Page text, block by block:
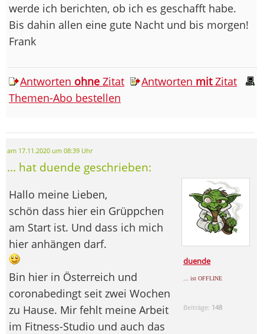
werde ich berichten, ob ich es geschafft habe.
Bis dahin allen eine gute Nacht und bis morgen!
Frank
Antworten ohne Zitat Antworten mitZitat
Themen-Abo bestellen
am 17.11.2020 um 08:39 Uhr
... hat duende geschrieben:
duende
... ist OFFLINE
Beiträge: 148
Hallo meine Lieben,
schön dass hier ein Grüppchen
am Start ist. Und dass ich mich
hier anhängen darf.
Bin hier in Österreich und
coronabedingt seit zwei Wochen
zu Hause. Mir fehlt meine Arbeit
im Fitness-Studio und auch das